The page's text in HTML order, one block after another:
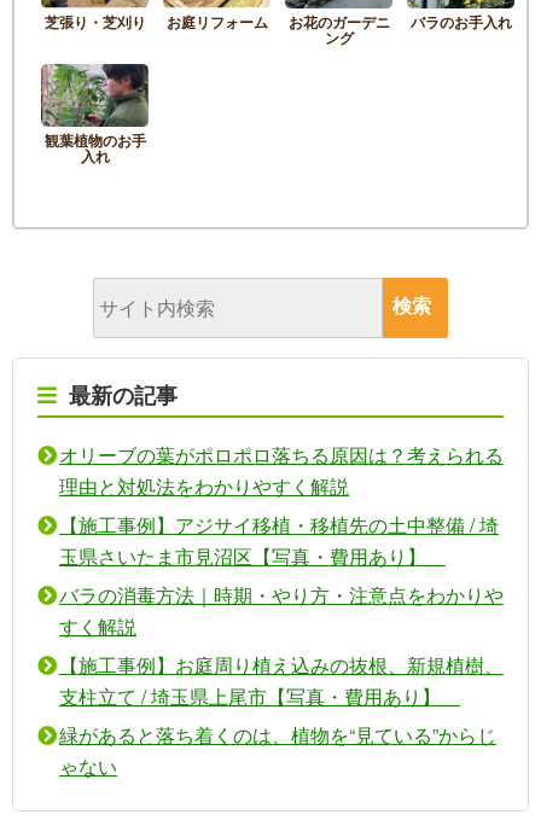
芝張り・芝刈り お庭リフォーム お花のガーデニ
ング
バラのお手入れ
観葉植物のお手
入れ
最新の記事
オリーブの葉がポロポロ落ちる原因は？考えられる
理由と対処法をわかりやすく解説
【施工事例】アジサイ移植・移植先の土中整備 / 埼
玉県さいたま市見沼区【写真・費用あり】
バラの消毒方法｜時期・やり方・注意点をわかりや
すく解説
【施工事例】お庭周り植え込みの抜根、新規植樹、
支柱立て / 埼玉県上尾市【写真・費用あり】
緑があると落ち着くのは、植物を“見ている”からじ
ゃない